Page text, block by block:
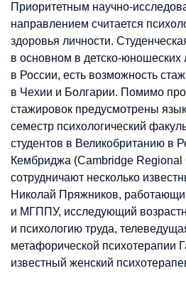
Приоритетным научно-
направлением считается
здоровья личности.
в основном в детско-юношеских
в России, есть возможность
в Чехии и Болгарии. Помимо
стажировок предусмотрены
семестр психологический
студентов в Великобританию в
Кембриджа (Cambridge Regional
сотрудничают несколько
Николай Пряжников,
и МГППУ, исследующий
и психологию труда,
метафорической психотерапии
известный женский